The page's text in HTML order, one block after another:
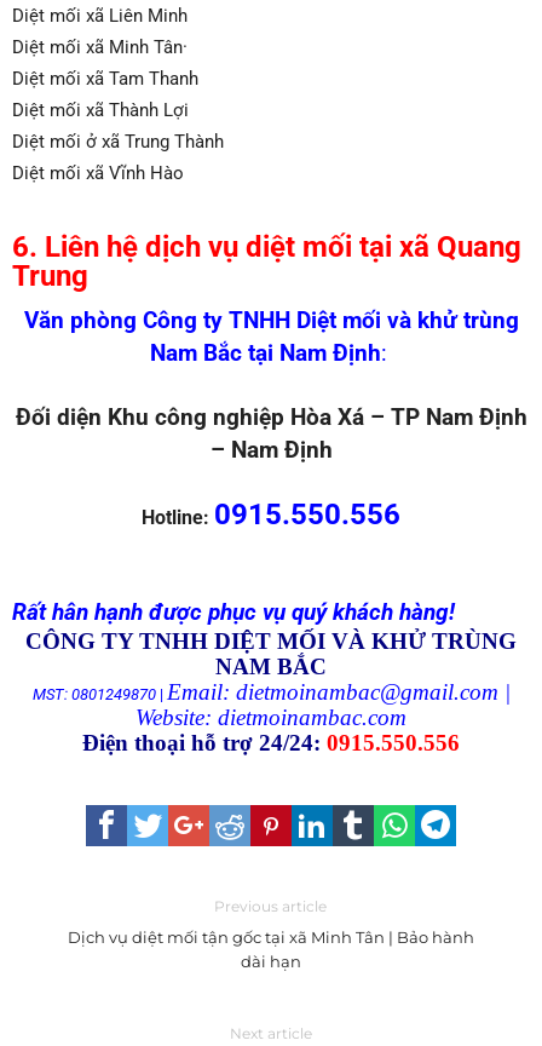
Diệt mối xã Liên Minh
Diệt mối xã Minh Tân·
Diệt mối xã Tam Thanh
Diệt mối xã Thành Lợi
Diệt mối ở xã Trung Thành
Diệt mối xã Vĩnh Hào
6. Liên hệ dịch vụ diệt mối tại xã Quang
Trung
Văn phòng Công ty TNHH Diệt mối và khử trùng
Nam Bắc tại Nam Định:
Đối diện Khu công nghiệp Hòa Xá – TP Nam Định
– Nam Định
Hotline: 0915.550.556
Rất hân hạnh được phục vụ quý khách hàng!
CÔNG TY TNHH DIỆT MỐI VÀ KHỬ TRÙNG
NAM BẮC
MST: 0801249870| Email: dietmoinambac@gmail.com |
Website: dietmoinambac.com
Điện thoại hỗ trợ 24/24: 0915.550.556
Previous article
Dịch vụ diệt mối tận gốc tại xã Minh Tân | Bảo hành
dài hạn
Next article